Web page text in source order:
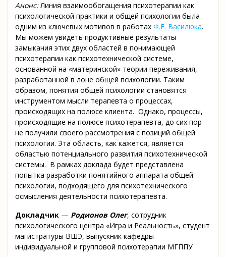
Анонс:Линия взаимообогащения психотерапии как
психологической практики и общей психологии была
одним из ключевых мотивов в работах Ф.Е. Василюка.
Мы можем увидеть продуктивные результаты
замыкания этих двух областей в понимающей
психотерапии как психотехнической системе,
основанной на «материнской» теории переживания,
разработанной в лоне общей психологии. Таким
образом, понятия общей психологии становятся
инструментом мысли терапевта о процессах,
происходящих на полюсе клиента. Однако, процессы,
происходящие на полюсе психотерапевта, до сих пор
не получили своего рассмотрения с позиций общей
психологии. Эта область, как кажется, является
областью потенциального развития психотехнической
системы. В рамках доклада будет представлена
попытка разработки понятийного аппарата общей
психологии, подходящего для психотехнического
осмысления деятельности психотерапевта.
Докладчик — Родионов Олег, сотрудник
психологического центра «Игра и Реальность», студент
магистратуры ВШЭ, выпускник кафедры
индивидуальной и групповой психотерапии МГППУ